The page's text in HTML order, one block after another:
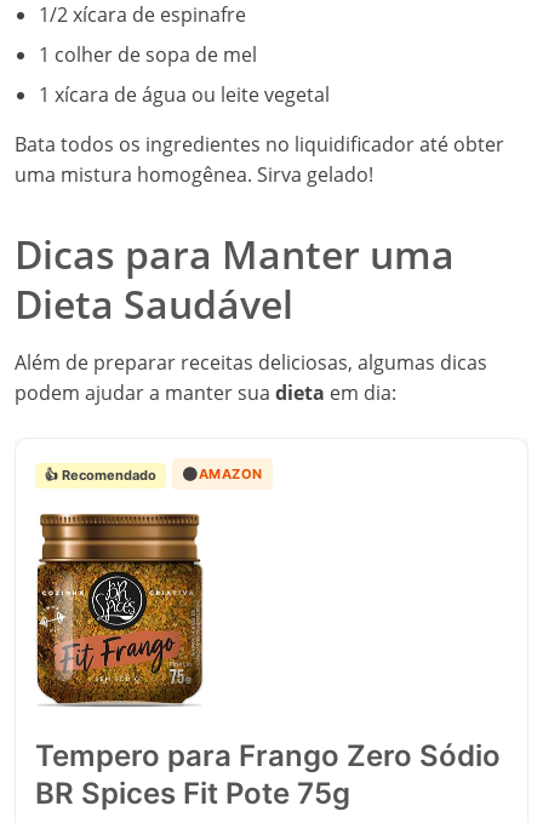
1/2 xícara de espinafre
1 colher de sopa de mel
1 xícara de água ou leite vegetal
Bata todos os ingredientes no liquidificador até obter
uma mistura homogênea. Sirva gelado!
Dicas para Manter uma
Dieta Saudável
Além de preparar receitas deliciosas, algumas dicas
podem ajudar a manter sua dieta em dia:
👍 Recomendado 🟠AMAZON
Tempero para Frango Zero Sódio
BR Spices Fit Pote 75g